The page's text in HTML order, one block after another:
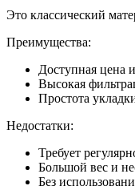
Это классический
Преимущества:
Доступная цена
Высокая
Простота
Недостатки:
Требует
Большой вес и
Без